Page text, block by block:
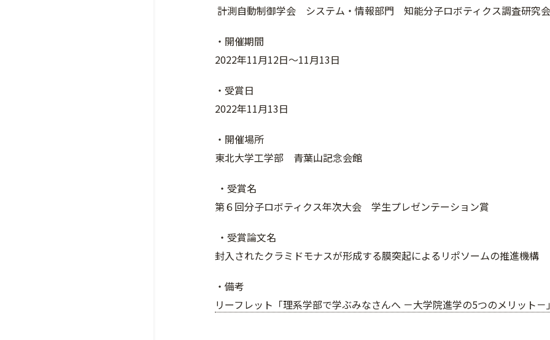
計測自動制御学会 システム・情報部門 知能分子ロボティクス調査研究会
・開催期間
2022年11月12日～11月13日
・受賞日
2022年11月13日
・開催場所
東北大学工学部 青葉山記念会館
・受賞名
第６回分子ロボティクス年次大会 学生プレゼンテーション賞
・受賞論文名
封入されたクラミドモナスが形成する膜突起によるリポソームの推進機構
・備考
リーフレット「理系学部で学ぶみなさんへ －大学院進学の5つのメリット－」